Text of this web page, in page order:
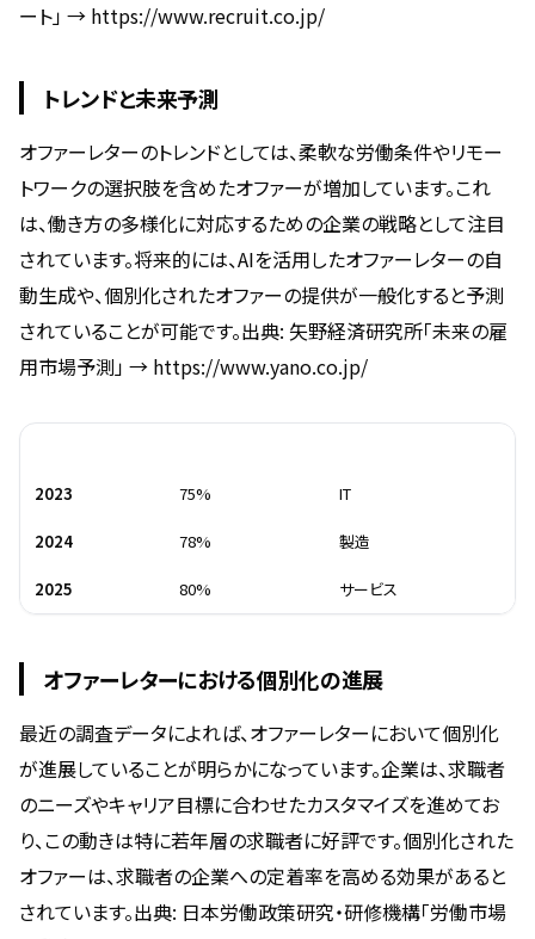
ート」 → https://www.recruit.co.jp/
トレンドと未来予測
オファーレターのトレンドとしては、柔軟な労働条件やリモー
トワークの選択肢を含めたオファーが増加しています。これ
は、働き方の多様化に対応するための企業の戦略として注目
されています。将来的には、AIを活用したオファーレターの自
動生成や、個別化されたオファーの提供が一般化すると予測
されていることが可能です。出典: 矢野経済研究所「未来の雇
用市場予測」 → https://www.yano.co.jp/
2023 75% IT
2024 78% 製造
2025 80% サービス
オファーレターにおける個別化の進展
最近の調査データによれば、オファーレターにおいて個別化
が進展していることが明らかになっています。企業は、求職者
のニーズやキャリア目標に合わせたカスタマイズを進めてお
り、この動きは特に若年層の求職者に好評です。個別化された
オファーは、求職者の企業への定着率を高める効果があると
されています。出典: 日本労働政策研究・研修機構「労働市場